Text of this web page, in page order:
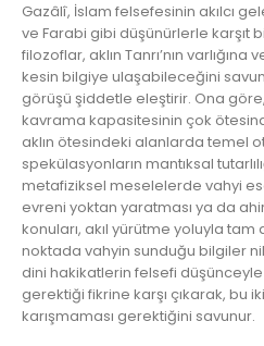
Gazâlî, İslam felsefesinin akılcı
ve Farabi gibi düşünürlerle karşıt
filozoflar, aklın Tanrı’nın varlığına
kesin bilgiye ulaşabileceğini
görüşü şiddetle eleştirir. Ona göre,
kavrama kapasitesinin çok
aklın ötesindeki alanlarda temel
spekülasyonların mantıksal
metafiziksel meselelerde vahyi
evreni yoktan yaratması ya da
konuları, akıl yürütme yoluyla tam
noktada vahyin sunduğu bilgiler
dini hakikatlerin felsefi
gerektiği fikrine karşı çıkarak, bu
karışmaması gerektiğini savunur.